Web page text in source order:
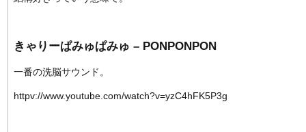
きゃりーぱみゅぱみゅ – PONPONPON
一番の洗脳サウンド。
httpv://www.youtube.com/watch?v=yzC4hFK5P3g